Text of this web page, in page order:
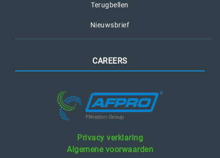
Terugbellen
Nieuwsbrief
CAREERS
Privacy verklaring
Algemene voorwaarden